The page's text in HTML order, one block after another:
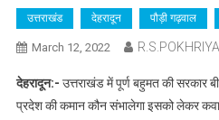
उत्तराखंड देहरादून पौड़ी गढ़वाल
March 12, 2022
देहरादून:- उत्तराखंड में पूर्ण बहुमत की सरकार
प्रदेश की कमान कौन संभालेगा इसको लेकर